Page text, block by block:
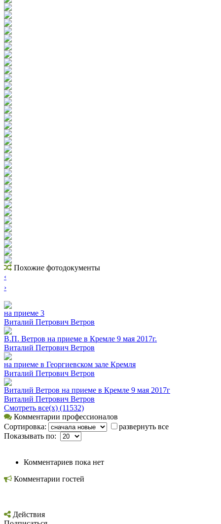
Похожие фотодокументы
‹
›
на приеме 3
Виталий Петрович Ветров
В.П. Ветров на приеме в Кремле 9 мая 2017г.
Виталий Петрович Ветров
на приеме в Георгиевском зале Кремля
Виталий Петрович Ветров
Виталий Ветров на приеме в Кремле 9 мая 2017г
Виталий Петрович Ветров
Смотреть все(х) (11532)
Комментарии профессионалов
Сортировка:
развернуть все
Показывать по:
Комментариев пока нет
Комментарии гостей
Действия